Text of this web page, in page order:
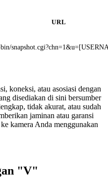
URL
koneksi, atau asosiasi dengan
disediakan di sini bersumber
tidak akurat, atau sudah
jaminan atau garansi
kamera Anda menggunakan
"V"